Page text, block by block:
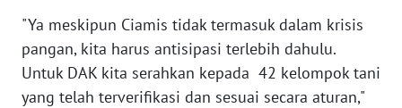
"Ya meskipun Ciamis tidak termasuk dalam krisis
pangan, kita harus antisipasi terlebih dahulu.
Untuk DAK kita serahkan kepada 42 kelompok tani
yang telah terverifikasi dan sesuai secara aturan,"
KARIR